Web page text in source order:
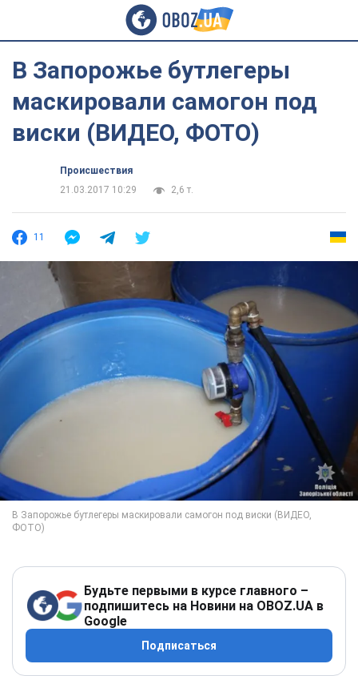
В Запорожье бутлегеры
маскировали самогон под
виски (ВИДЕО, ФОТО)
Происшествия
21.03.2017 10:29
2,6 т.
11
Будьте первыми в курсе главного –
подпишитесь на Новини на OBOZ.UA в
Google
Подписаться